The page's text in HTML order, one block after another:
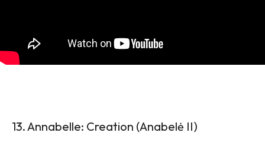
13. Annabelle: Creation (Anabelė II)